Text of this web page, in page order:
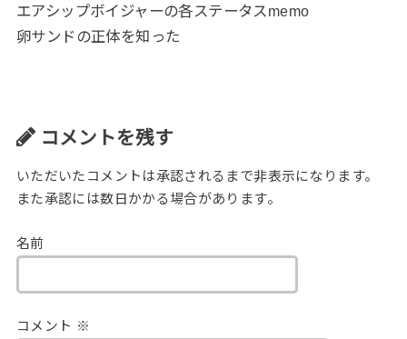
エアシップボイジャーの各ステータスmemo
卵サンドの正体を知った
コメントを残す
いただいたコメントは承認されるまで非表示になります。
また承認には数日かかる場合があります。
名前
コメント ※